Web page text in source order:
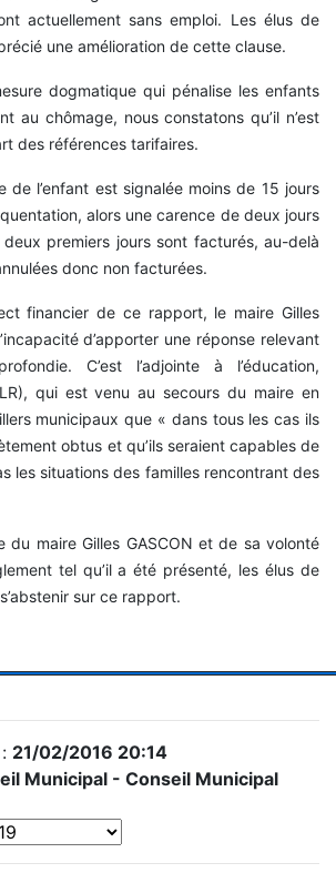
actuellement sans emploi. Les élus de
une amélioration de cette clause.
dogmatique qui pénalise les enfants
au chômage, nous constatons qu’il n’est
des références tarifaires.
de l’enfant est signalée moins de 15 jours
alors une carence de deux jours
premiers jours sont facturés, au-delà
donc non facturées.
financier de ce rapport, le maire Gilles
d’apporter une réponse relevant
C’est l’adjointe à l’éducation,
qui est venu au secours du maire en
municipaux que « dans tous les cas ils
obtus et qu’ils seraient capables de
les situations des familles rencontrant des
du maire Gilles GASCON et de sa volonté
tel qu’il a été présenté, les élus de
sur ce rapport.
21/02/2016 20:14
Municipal - Conseil Municipal